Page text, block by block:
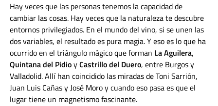
Hay veces que las personas tenemos la capacidad de
cambiar las cosas. Hay veces que la naturaleza te descubre
entornos privilegiados. En el mundo del vino, si se unen las
dos variables, el resultado es pura magia. Y eso es lo que ha
ocurrido en el triángulo mágico que forman La Aguilera,
Quintana del PidioyCastrillo del Duero, entre Burgos y
Valladolid. Allí han coincidido las miradas de Toni Sarrión,
Juan Luis Cañas y José Moro y cuando eso pasa es que el
lugar tiene un magnetismo fascinante.